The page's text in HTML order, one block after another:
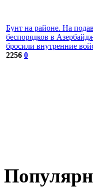
Бунт на районе. На
беспорядков в
бросили внутренние
2256 0